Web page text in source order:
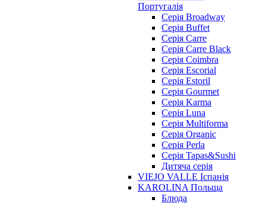
Португалія
Серія Broadway
Серія Buffet
Серія Carre
Серія Carre Black
Серія Coimbra
Серія Escorial
Серія Estoril
Серія Gourmet
Серія Karma
Серія Luna
Серія Multiforma
Серія Organic
Серія Perla
Серія Tapas&Sushi
Дитяча серія
VIEJO VALLE Іспанія
KAROLINA Польща
Блюда